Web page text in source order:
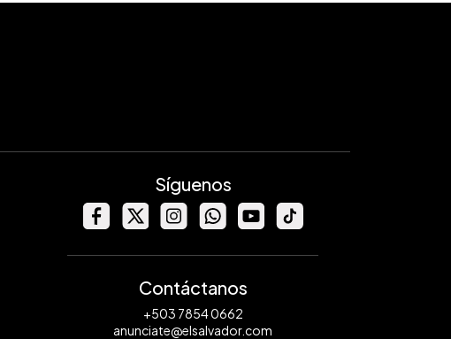
Síguenos
Contáctanos
+503 7854 0662
anunciate@elsalvador.com